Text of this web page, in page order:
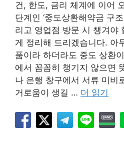
건, 한도, 금리 체계에 이어
단계인 ‘중도상환해약금 구
리고 영업점 방문 시 챙겨야
게 정리해 드리겠습니다. 아
품이라 하더라도 중도 상환
에서 꼼꼼히 챙기지 않으면
나 은행 창구에서 서류 미비
거로움이 생길 … 더 읽기